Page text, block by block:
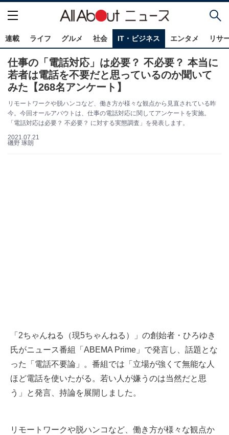
連載 ライフ グルメ 社会 IT・ビジネス エンタメ リサ
仕事の「電話対応」は必要？ 不必要？ 本当に
若者は電話を不要だと思っているのか聞いて
みた【268名アンケート】
リモートワークや脱ハンコなど、働き方が様々な観点から見直されている昨
今。今回オールアバウトは、仕事の電話対応に関してアンケートを実施。
「電話対応は必要？ 不必要？ に対する実態調査」を発表します。
2021.07.21
磯野 琢朗
「2ちゃんねる（現5ちゃんねる）」の創始者・ひろゆき
氏がニュース番組「ABEMA Prime」で発言し、話題とな
った「電話不要論」。番組では「立場が強くて無能な人
ほど電話を使いたがる。若い人が嫌うのは当然だと思
う」と発言、持論を展開しました。
リモートワークや脱ハンコなど、働き方が様々な観点か